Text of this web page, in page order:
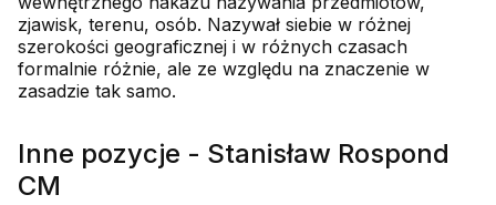
zjawisk, terenu, osób. Nazywał siebie w różnej
szerokości geograficznej i w różnych czasach
formalnie różnie, ale ze względu na znaczenie w
zasadzie tak samo.
Inne pozycje - Stanisław Rospond
CM